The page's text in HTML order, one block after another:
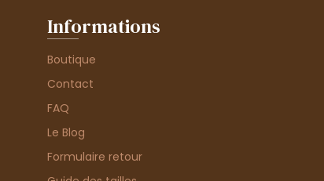
Informations
Boutique
Contact
FAQ
Le Blog
Formulaire retour